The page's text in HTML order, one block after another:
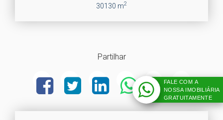
30130 m2
Partilhar
FALE COM A
NOSSA IMOBILIÁRIA
GRATUITAMENTE